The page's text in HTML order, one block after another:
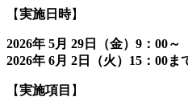
【実施日時】
2026年 5月 29日（金）9：00～
2026年 6月 2日（火）15：00ま
【実施項目 】